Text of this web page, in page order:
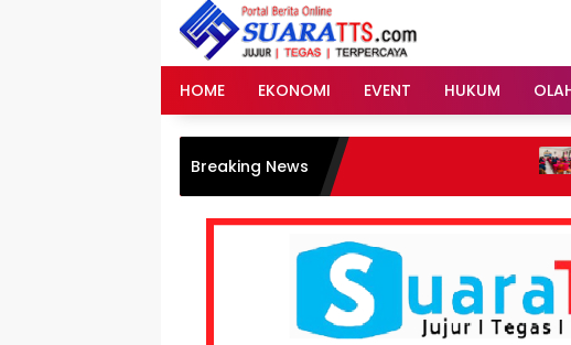
HOME EKONOMI EVENT HUKUM
Breaking News MKKS